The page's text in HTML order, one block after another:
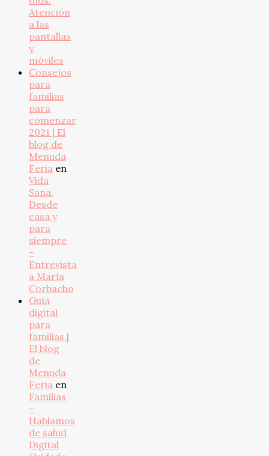
Atención
a las
pantallas
y
móviles
Consejos
para
familias
para
comenzar
2021 | El
blog de
Menuda
Feria en
Vida
Sana.
Desde
casa y
para
siempre
–
Entrevista
a María
Corbacho
Guía
digital
para
familias |
El blog
de
Menuda
Feria en
Familias
–
Hablamos
de salud
Digital